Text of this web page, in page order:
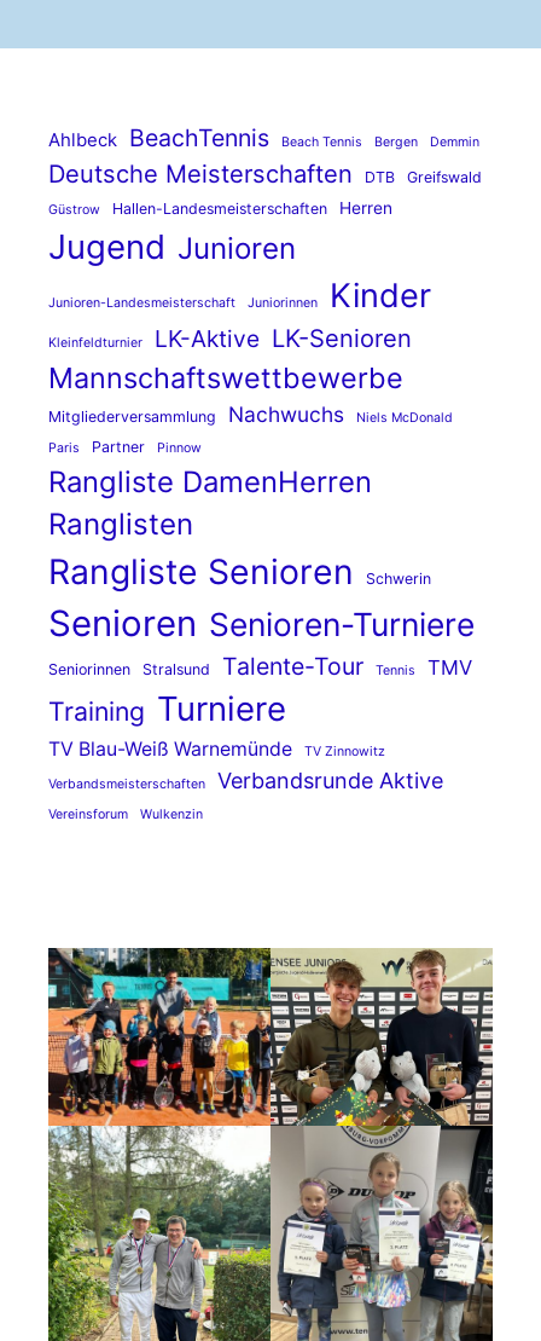
Ahlbeck BeachTennis Beach Tennis Bergen Demmin
Deutsche Meisterschaften DTB Greifswald
Güstrow Hallen-Landesmeisterschaften Herren
Jugend Junioren
Junioren-Landesmeisterschaft Juniorinnen Kinder
Kleinfeldturnier LK-Aktive LK-Senioren
Mannschaftswettbewerbe
Mitgliederversammlung Nachwuchs
Niels McDonald
Paris
Partner Pinnow
Rangliste DamenHerren
Ranglisten
Rangliste Senioren Schwerin
Senioren Senioren-Turniere
Seniorinnen Stralsund Talente-Tour Tennis TMV
Training Turniere
TV Blau-Weiß Warnemünde TV Zinnowitz
Verbandsmeisterschaften Verbandsrunde Aktive
Vereinsforum Wulkenzin